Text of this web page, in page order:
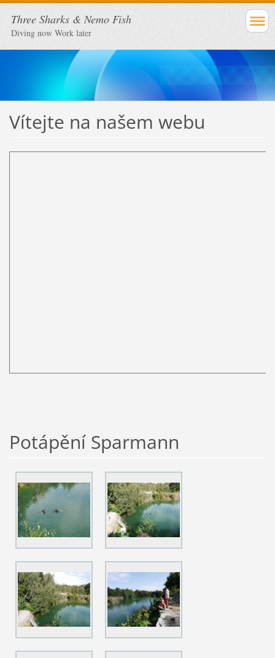
Three Sharks & Nemo Fish
Diving now Work later
Vítejte na našem webu
Potápění Sparmann